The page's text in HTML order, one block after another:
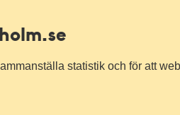
statistik och för att